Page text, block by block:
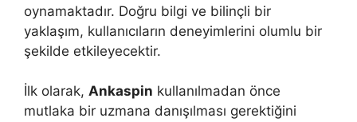
oynamaktadır. Doğru bilgi ve bilinçli bir
yaklaşım, kullanıcıların deneyimlerini olumlu bir
şekilde etkileyecektir.
İlk olarak, Ankaspin kullanılmadan önce
mutlaka bir uzmana danışılması gerektiğini